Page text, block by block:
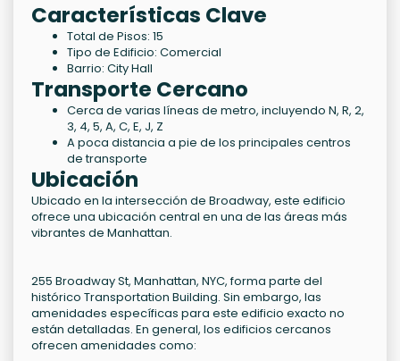
Características Clave
Total de Pisos: 15
Tipo de Edificio: Comercial
Barrio: City Hall
Transporte Cercano
Cerca de varias líneas de metro, incluyendo N, R, 2,
3, 4, 5, A, C, E, J, Z
A poca distancia a pie de los principales centros
de transporte
Ubicación
Ubicado en la intersección de Broadway, este edificio
ofrece una ubicación central en una de las áreas más
vibrantes de Manhattan.
255 Broadway St, Manhattan, NYC, forma parte del
histórico Transportation Building. Sin embargo, las
amenidades específicas para este edificio exacto no
están detalladas. En general, los edificios cercanos
ofrecen amenidades como: